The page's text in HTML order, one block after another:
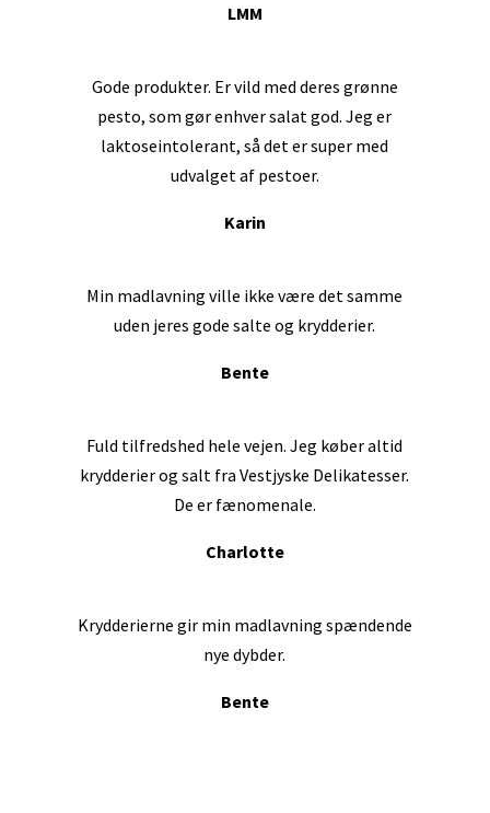
LMM
Gode produkter. Er vild med deres grønne
pesto, som gør enhver salat god. Jeg er
laktoseintolerant, så det er super med
udvalget af pestoer.
Karin
Min madlavning ville ikke være det samme
uden jeres gode salte og krydderier.
Bente
Fuld tilfredshed hele vejen. Jeg køber altid
krydderier og salt fra Vestjyske Delikatesser.
De er fænomenale.
Charlotte
Krydderierne gir min madlavning spændende
nye dybder.
Bente